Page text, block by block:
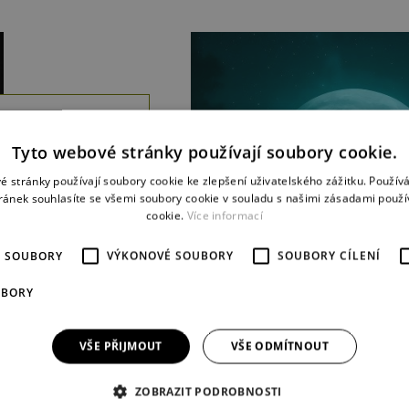
/ Petr Zuska /
večer,
autorů,
Tyto webové stránky používají soubory cookie.
stránky používají soubory cookie ke zlepšení uživatelského zážitku.
souhlasíte se všemi soubory cookie v souladu s našimi zásadami
cookie. Více informací
VÝKONOVÉ SOUBORY SOUBORY CÍLENÍ
VŠE PŘIJMOUT VŠE ODMÍTNOUT
ZOBRAZIT PODROBNOSTI